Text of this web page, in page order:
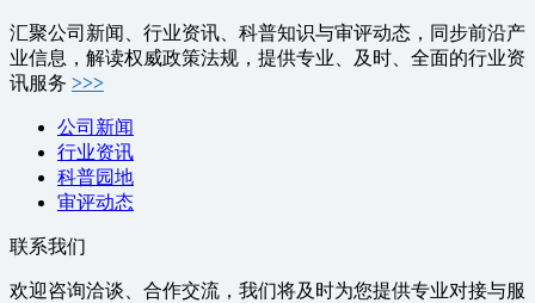
汇聚公司新闻、行业资讯、科普知识与审评动态，同步前沿产
业信息，解读权威政策法规，提供专业、及时、全面的行业资
讯服务 >>>
公司新闻
行业资讯
科普园地
审评动态
联系我们
欢迎咨询洽谈、合作交流，我们将及时为您提供专业对接与服